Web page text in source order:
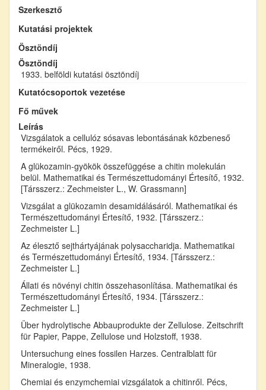
Szerkesztő
Kutatási projektek
Ösztöndíj
Ösztöndíj
1933. belföldi kutatási ösztöndíj
Kutatócsoportok vezetése
Fő művek
Leírás
Vizsgálatok a cellulóz sósavas lebontásának közbeneső
termékeiről. Pécs, 1929.
A glükozamin-gyökök összefüggése a chitin molekulán
belül. Mathematikai és Természettudományi Értesítő, 1932.
[Társszerz.: Zechmeister L., W. Grassmann]
Vizsgálat a glükozamin desamidálásáról. Mathematikai és
Természettudományi Értesítő, 1932. [Társszerz.:
Zechmeister L.]
Az élesztő sejthártyájának polysaccharidja. Mathematikai
és Természettudományi Értesítő, 1934. [Társszerz.:
Zechmeister L.]
Állati és növényi chitin összehasonlítása. Mathematikai és
Természettudományi Értesítő, 1934. [Társszerz.:
Zechmeister L.]
Über hydrolytische Abbauprodukte der Zellulose. Zeitschrift
für Papier, Pappe, Zellulose und Holzstoff, 1938.
Untersuchung eines fossilen Harzes. Centralblatt für
Mineralogie, 1938.
Chemiai és enzymchemiai vizsgálatok a chitinről. Pécs,